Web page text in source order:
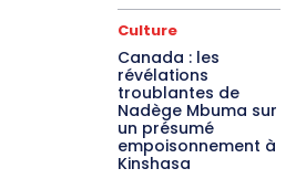
Culture
Canada : les
révélations
troublantes de
Nadège Mbuma sur
un présumé
empoisonnement à
Kinshasa